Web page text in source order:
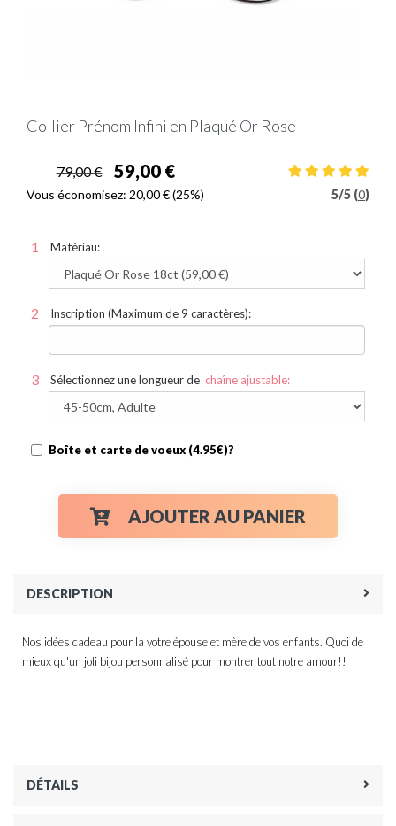
Collier Prénom Infini en Plaqué Or Rose
79,00 € 59,00 €
Vous économisez: 20,00 €(25%) 5/5 (0)
Matériau:
Inscription (Maximum de 9 caractères):
Sélectionnez une longueur de chaîne ajustable:
Boîte et carte de voeux (4.95€)?
AJOUTER AU PANIER
DESCRIPTION
Nos idées cadeau pour la votre épouse et mère de vos enfants. Quoi de
mieux qu'un joli bijou personnalisé pour montrer tout notre amour!!
DÉTAILS